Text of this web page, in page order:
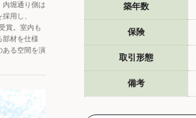
築年数
保険
取引形態
備考
内堀通り側は
用し、
賞。室内も
部材を仕様
ある空間を演